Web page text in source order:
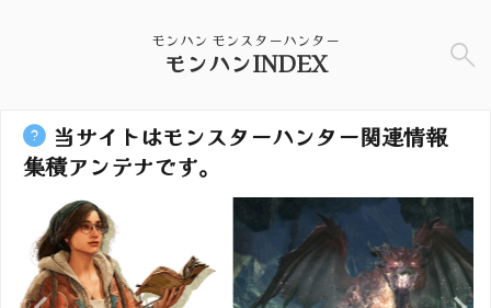
モンハン モンスターハンター
モンハンINDEX
当サイトはモンスターハンター関連情報
集積アンテナです。